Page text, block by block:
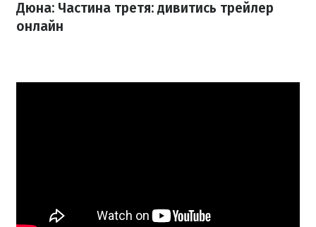
Дюна: Частина третя: дивитись трейлер
онлайн